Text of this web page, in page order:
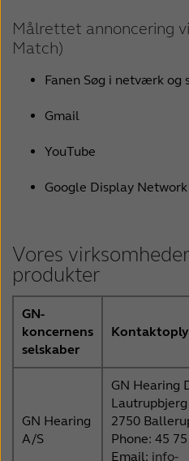
Målrettet annoncering
Match)
Fanen Søg i netværk og
Gmail
YouTube
Google Display Network
Vores
produkter
GN-
koncernens
selskaber
GN Hearing
A/S
GN Hearing
Lautrupbjerg
2750
Phone: 45
Email: info-